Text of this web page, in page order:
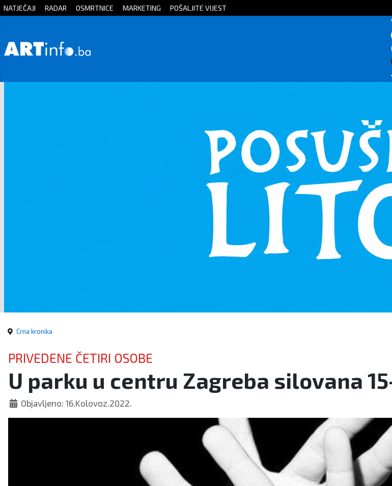
Početna
NATJEČAJI RADAR OSMRTNICE MARKETING POŠALJITE VIJEST
Crna kronika
PRIVEDENE ČETIRI OSOBE
U parku u centru Zagreba silovana
Objavljeno: 16.Kolovoz.2022.